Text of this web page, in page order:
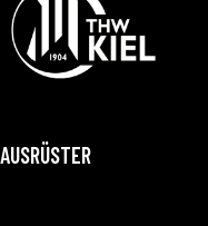
AUSRÜSTER